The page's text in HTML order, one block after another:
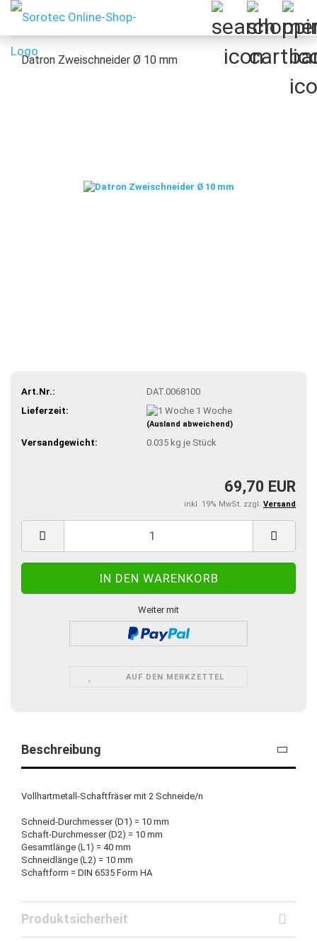
Datron Zweischneider Ø 10 mm
Art.Nr.:
DAT.0068100
Lieferzeit:
1 Woche
(Ausland abweichend)
Versandgewicht: 0.035kg je Stück
69,70 EUR
inkl. 19% MwSt. zzgl. Versand
Weiter mit
AUF DEN MERKZETTEL
Beschreibung
Vollhartmetall-Schaftfräser mit 2 Schneide/n
Schneid-Durchmesser (D1) = 10 mm
Schaft-Durchmesser (D2) = 10 mm
Gesamtlänge (L1) = 40 mm
Schneidlänge (L2) = 10 mm
Schaftform = DIN 6535 Form HA
Produktsicherheit